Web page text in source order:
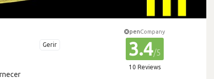
Gerir
penCompany
3.4/5
10 Reviews